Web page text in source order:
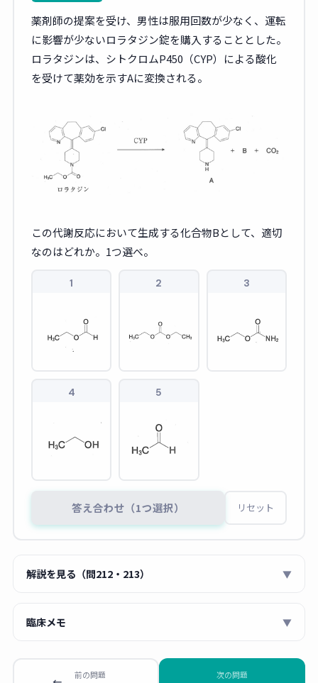
薬剤師の提案を受け、男性は服用回数が少なく、運転
に影響が少ないロラタジン錠を購入することとした。
ロラタジンは、シトクロムP450（CYP）による酸化
を受けて薬効を示すAに変換される。
この代謝反応において生成する化合物Bとして、適切
なのはどれか。1つ選べ。
1 2 3
4 5
答え合わせ（1つ選択） リセット
解説を見る（問212・213） ▼
とフェキソフェナジン塩酸
のみ。トラック運転手には選択肢3が正答。
臨床メモ ▼
「眠くならない花粉症の薬を」と聞かれたと
前の問題 次の問題